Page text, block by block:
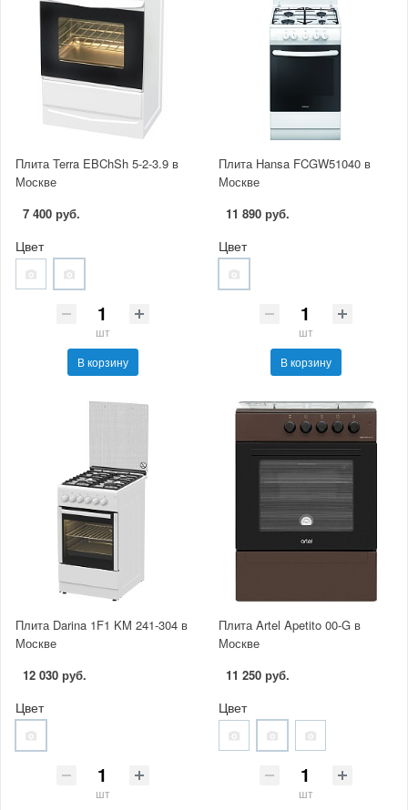
Плита Terra EBChSh 5-2-3.9 в
Москве
7 400 руб.
Цвет
шт
В корзину
Плита Hansa FCGW51040 в
Москве
11 890 руб.
Цвет
шт
В корзину
Плита Darina 1F1 KM 241-304 в
Москве
12 030 руб.
Цвет
шт
Плита Artel Apetito 00-G в
Москве
11 250 руб.
Цвет
шт